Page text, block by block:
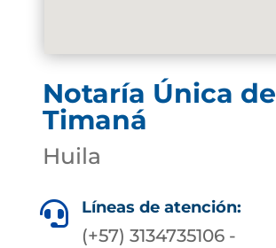
Notaría Única de
Timaná
Huila
 Líneas de atención:
(+57) 3134735106 -